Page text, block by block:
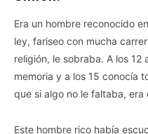
Era un hombre reconocido
ley, fariseo con mucha
religión, le sobraba. A los
memoria y a los 15 conocía
que si algo no le faltaba, era
Este hombre rico había